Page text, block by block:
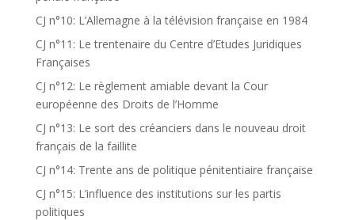
CJ n°10: L’Allemagne à la télévision française en 1984
CJ n°11: Le trentenaire du Centre d’Etudes Juridiques
Françaises
CJ n°12: Le règlement amiable devant la Cour
européenne des Droits de l’Homme
CJ n°13: Le sort des créanciers dans le nouveau droit
français de la faillite
CJ n°14: Trente ans de politique pénitentiaire française
CJ n°15: L’influence des institutions sur les partis
politiques